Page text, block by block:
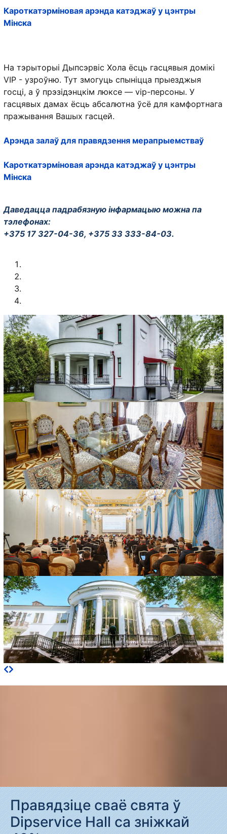
Кароткатэрміновая арэнда катэджаў у цэнтры
Мінска
На тэрыторыі Дыпсэрвіс Хола ёсць гасцявыя домікі
VIP - узроўню. Тут змогуць спыніцца прыезджыя
госці, а ў прэзідэнцкім люксе — vip-персоны. У
гасцявых дамах ёсць абсалютна ўсё для камфортнага
пражывання Вашых гасцей.
Арэнда залаў для правядзення мерапрыемстваў
Кароткатэрміновая арэнда катэджаў у цэнтры
Мінска
Даведацца падрабязную інфармацыю можна па
тэлефонах:
+375 17 327-04-36, +375 33 333-84-03.
Правядзіце сваё свята ў
Dipservice Hall са зніжкай